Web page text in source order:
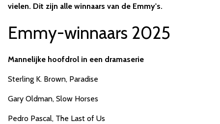
vielen. Dit zijn alle winnaars van de Emmy's.
Emmy-winnaars 2025
Mannelijke hoofdrol in een dramaserie
Sterling K. Brown, Paradise
Gary Oldman, Slow Horses
Pedro Pascal, The Last of Us